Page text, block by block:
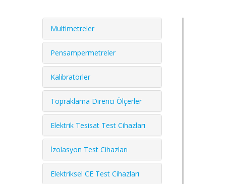
Multimetreler
Pensampermetreler
Kalibratörler
Topraklama Direnci Ölçerler
Elektrik Tesisat Test Cihazları
İzolasyon Test Cihazları
Elektriksel CE Test Cihazları